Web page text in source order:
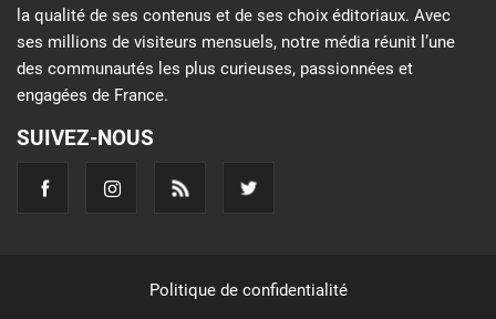
la qualité de ses contenus et de ses choix éditoriaux. Avec
ses millions de visiteurs mensuels, notre média réunit l’une
des communautés les plus curieuses, passionnées et
engagées de France.
SUIVEZ-NOUS
Politique de confidentialité